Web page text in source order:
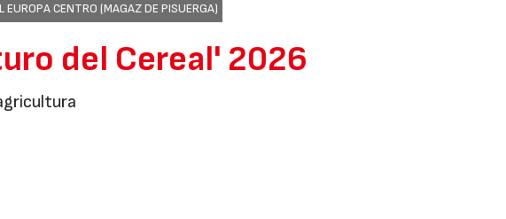
EUROPA CENTRO (MAGAZ DE PISUERGA)
del Cereal' 2026